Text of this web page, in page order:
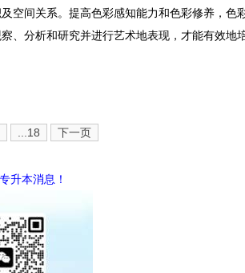
空间关系。 提高色彩感知能力和色彩修养，色
、分析和研究并进行艺术地表现，才能有效地
...18 下一页
升本消息！